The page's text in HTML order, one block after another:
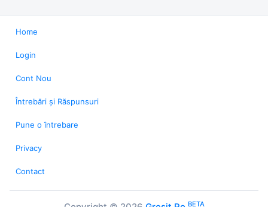
Home
Login
Cont Nou
Întrebări și Răspunsuri
Pune o întrebare
Privacy
Contact
BETA